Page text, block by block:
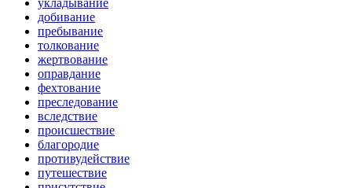
добивание
пребывание
толкование
жертвование
оправдание
фехтование
преследование
вследствие
происшествие
благородие
противудействие
путешествие